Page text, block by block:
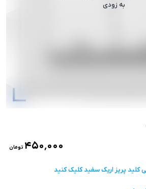
به زودی
۴۵۰٬۰۰۰ تومان
کلید پریز اریک سفیدکلیک کنید